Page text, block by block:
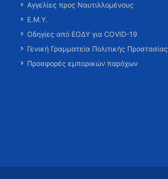
Αγγελίες προς Ναυτιλλομένους
Ε.Μ.Υ.
Οδηγίες από ΕΟΔΥ για COVID-19
Γενική Γραμματεία Πολιτικής Προστασίας
Προσφορές εμπορικών παρόχων